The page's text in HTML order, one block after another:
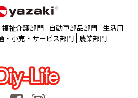
福祉介護部門 自動車部品部門 生活用
・小売・サービス部門 農業部門